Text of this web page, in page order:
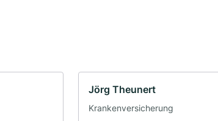
Jörg Theunert
Krankenversicherung